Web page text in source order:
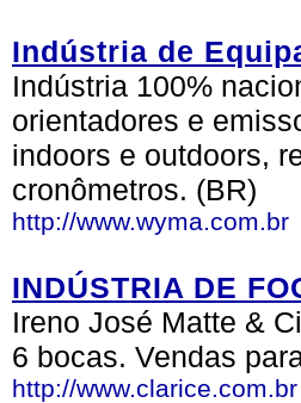
Indústria de
Indústria 100%
orientadores e
indoors e outdoors,
cronômetros. (BR)
http://www.wyma.com.br
INDÚSTRIA DE
Ireno José Matte &
6 bocas. Vendas
http://www.clarice.com.br